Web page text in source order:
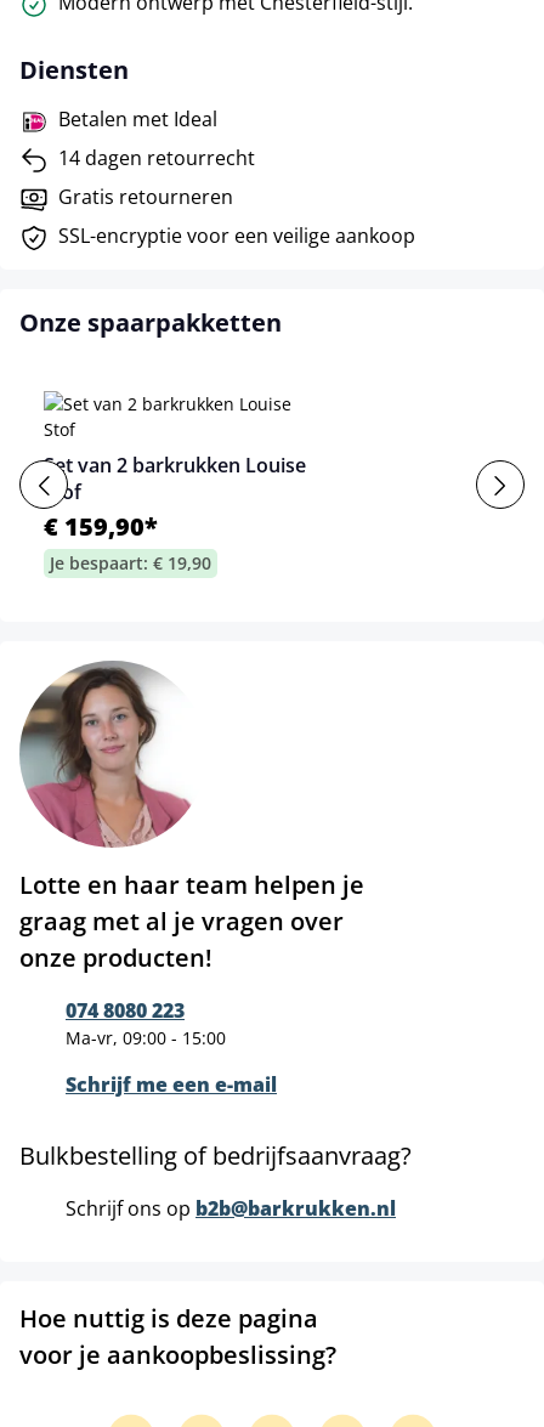
Diensten
Betalen met Ideal
14 dagen retourrecht
Gratis retourneren
SSL-encryptie voor een veilige aankoop
Onze spaarpakketten
Set van 2 barkrukken Louise
Stof
€ 159,90*
Je bespaart: € 19,90
Lotte en haar team helpen je
graag met al je vragen over
onze producten!
074 8080 223
Ma-vr, 09:00 - 15:00
Schrijf me een e-mail
Bulkbestelling of bedrijfsaanvraag?
Schrijf ons op b2b@barkrukken.nl
Hoe nuttig is deze pagina
voor je aankoopbeslissing?